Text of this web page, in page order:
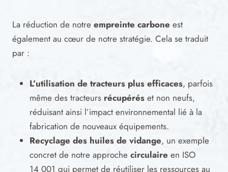
La réduction de notre empreinte carbone est
également au cœur de notre stratégie. Cela se traduit
par :
L’utilisation de tracteurs plus efficaces, parfois
même des tracteurs récupérés et non neufs,
réduisant ainsi l’impact environnemental lié à la
fabrication de nouveaux équipements.
Recyclage des huiles de vidange, un exemple
concret de notre approche circulaire en ISO
14 001 qui permet de réutiliser les ressources au